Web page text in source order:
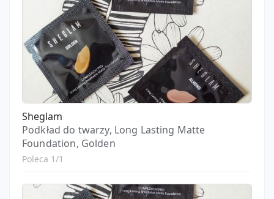
Sheglam
Podkład do twarzy, Long Lasting Matte
Foundation, Golden
Poleca 1/1